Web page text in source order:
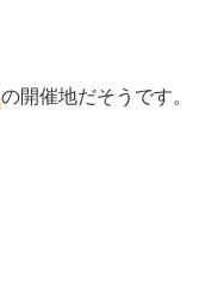
の開催地だそうです。